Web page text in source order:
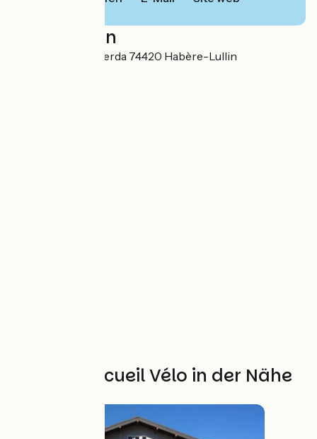
Localisation
1259 route Valla Verda 74420 Habère-Lullin
Weitere Accueil Vélo in der Nähe